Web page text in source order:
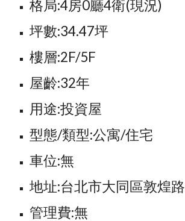
格局:4房0廳4衛(現況)
坪數:34.47坪
樓層:2F/5F
屋齡:32年
用途:投資屋
型態/類型:公寓/住宅
車位:無
地址:台北市大同區敦煌路
管理費:無